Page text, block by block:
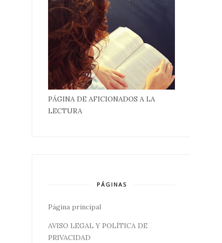
PÁGINA DE AFICIONADOS A LA
LECTURA
PÁGINAS
Página principal
AVISO LEGAL Y POLÍTICA DE
PRIVACIDAD